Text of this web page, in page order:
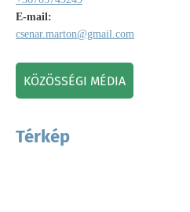
E-mail:
csenar.marton@gmail.com
KÖZÖSSÉGI MÉDIA
Térkép